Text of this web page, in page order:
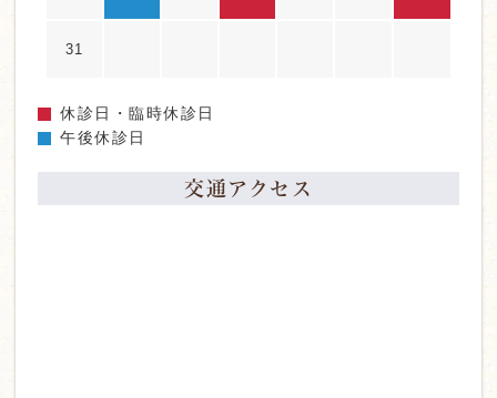
31
休診日・臨時休診日
午後休診日
交通アクセス